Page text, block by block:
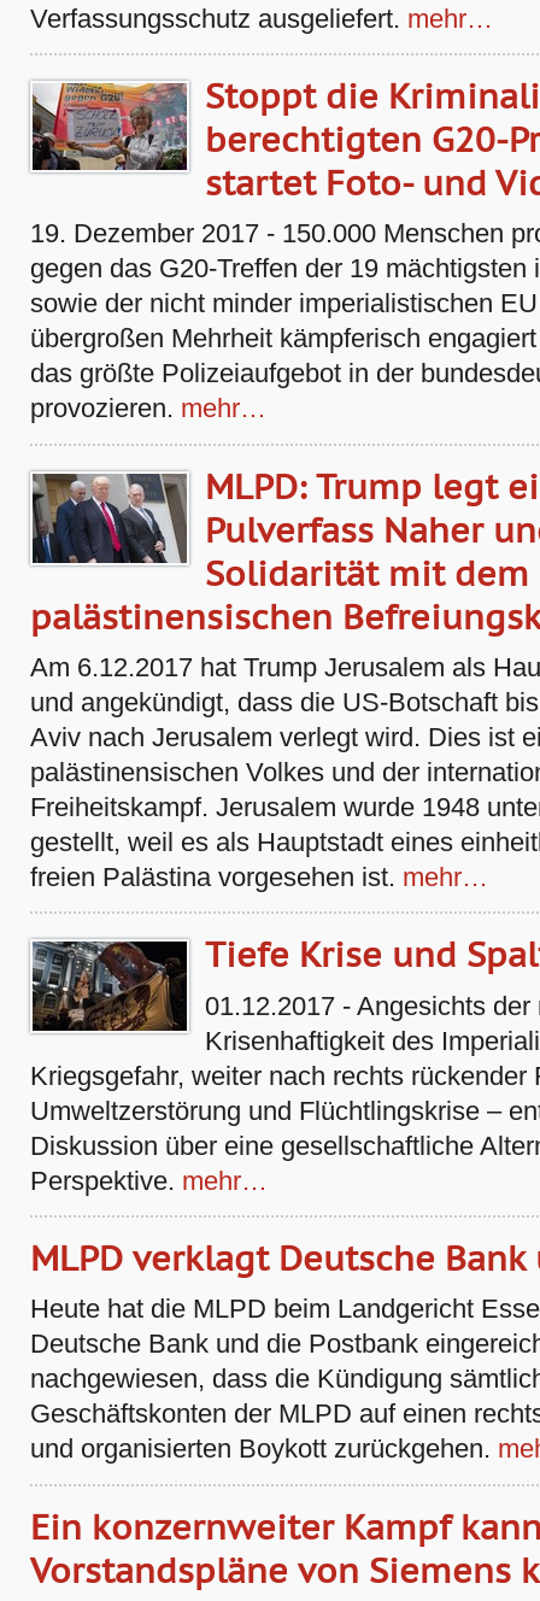
Verfassungsschutz ausgeliefert. mehr…
Stoppt die
berechtigten G20-
startet Foto- und
19. Dezember 2017 - 150.000 Menschen
gegen das G20-Treffen der 19
sowie der nicht minder imperialistischen
übergroßen Mehrheit kämpferisch
das größte Polizeiaufgebot in der
provozieren. mehr…
MLPD: Trump legt
Pulverfass Naher
Solidarität mit dem
palästinensischen
Am 6.12.2017 hat Trump Jerusalem als
und angekündigt, dass die US-Botschaft
Aviv nach Jerusalem verlegt wird. Dies ist
palästinensischen Volkes und der
Freiheitskampf. Jerusalem wurde 1948
gestellt, weil es als Hauptstadt eines
freien Palästina vorgesehen ist. mehr…
Tiefe Krise und
01.12.2017 - Angesichts
Krisenhaftigkeit des
Kriegsgefahr, weiter nach rechts rückender
Umweltzerstörung und Flüchtlingskrise –
Diskussion über eine gesellschaftliche
Perspektive. mehr…
MLPD verklagt Deutsche
Heute hat die MLPD beim Landgericht
Deutsche Bank und die Postbank
nachgewiesen, dass die Kündigung
Geschäftskonten der MLPD auf einen
und organisierten Boykott zurückgehen.
Ein konzernweiter Kampf
Vorstandspläne von Siemens